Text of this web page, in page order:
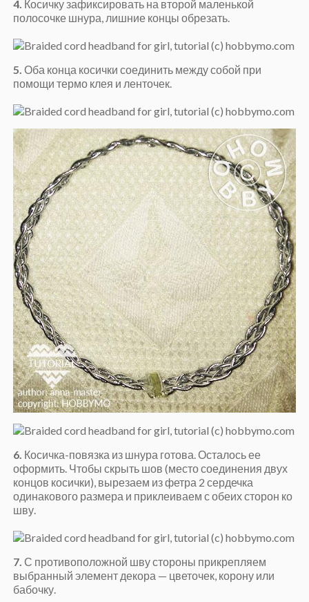
4. Косичку зафиксировать на второй маленькой
полосочке шнура, лишние концы обрезать.
5. Оба конца косички соединить между собой при
помощи термо клея и ленточек.
6. Косичка-повязка из шнура готова. Осталось ее
оформить. Чтобы скрыть шов (место соединения двух
концов косички), вырезаем из фетра 2 сердечка
одинакового размера и приклеиваем с обеих сторон ко
шву.
7. С противоположной шву стороны прикрепляем
выбранный элемент декора — цветочек, корону или
бабочку.